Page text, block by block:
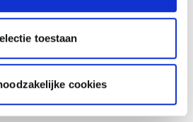
toestaan
cookies